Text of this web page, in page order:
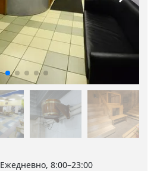
Ежедневно, 8:00–23:00